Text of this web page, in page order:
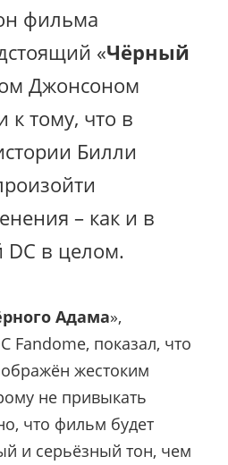
фильма
«Чёрный
Джонсоном
к тому, что в
Билли
– как и в
DC в целом.
Адама»,
Fandome, показал, что
жестоким
не привыкать
что фильм будет
и серьёзный тон, чем